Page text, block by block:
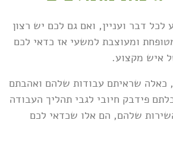
לכל דבר ועניין, ואם גם לכם יש רצון
ומעוצבת למשעי אז כדאי לכם
איש מקצוע.
כאלה שראיתם עבודות שלהם ואהבתם
פידבק חיובי לגבי תהליך העבודה
שלהם, הם אלו שכדאי לכם